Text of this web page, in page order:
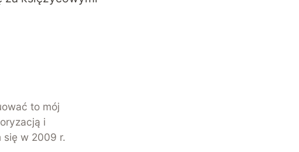
to mój
i
się w 2009 r.